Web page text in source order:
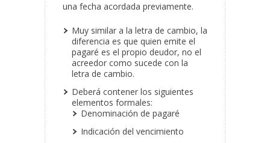
una fecha acordada previamente.
Muy similar a la letra de cambio, la
diferencia es que quien emite el
pagaré es el propio deudor, no el
acreedor como sucede con la
letra de cambio.
Deberá contener los siguientes
elementos formales:
Denominación de pagaré
Indicación del vencimiento